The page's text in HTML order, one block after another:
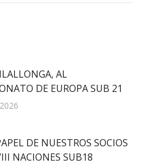
AL
DE EUROPA SUB 21
DE NUESTROS SOCIOS
NACIONES SUB18